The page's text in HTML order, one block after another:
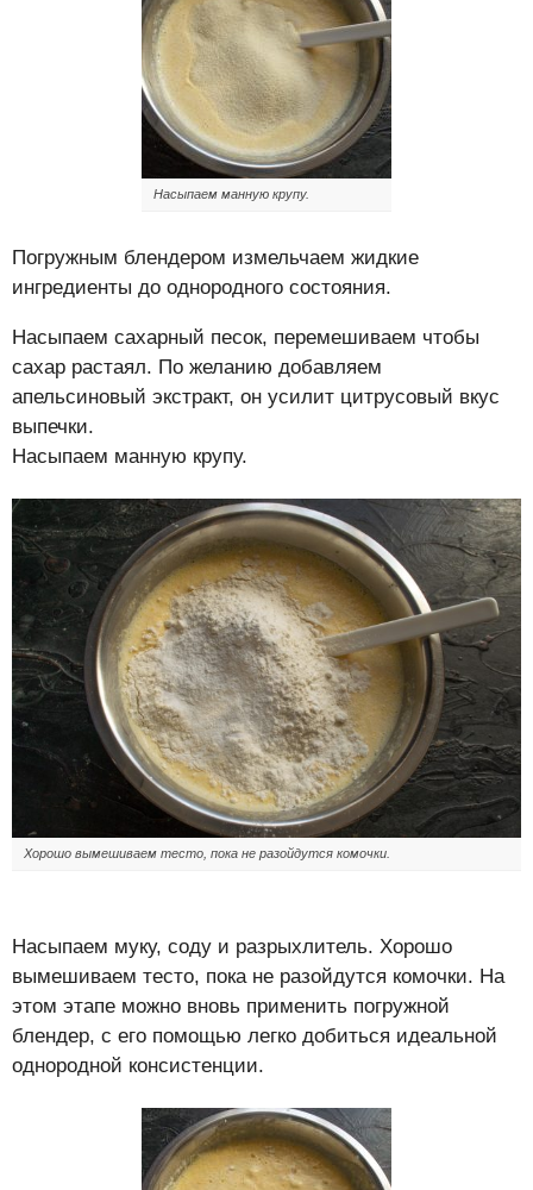
Насыпаем манную крупу.
Погружным блендером измельчаем жидкие
ингредиенты до однородного состояния.
Насыпаем сахарный песок, перемешиваем чтобы
сахар растаял. По желанию добавляем
апельсиновый экстракт, он усилит цитрусовый вкус
выпечки.
Насыпаем манную крупу.
Хорошо вымешиваем тесто, пока не разойдутся комочки.
Насыпаем муку, соду и разрыхлитель. Хорошо
вымешиваем тесто, пока не разойдутся комочки. На
этом этапе можно вновь применить погружной
блендер, с его помощью легко добиться идеальной
однородной консистенции.